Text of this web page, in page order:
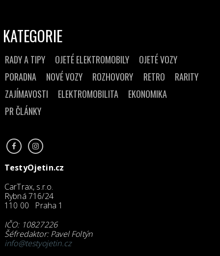
KATEGORIE
RADY A TIPY OJETÉ ELEKTROMOBILY
OJETÉ VOZY
PORADNA
NOVÉ VOZY ROZHOVORY RETRO
RARITY
ZAJÍMAVOSTI
ELEKTROMOBILITA
EKONOMIKA
PR ČLÁNKY
TestyOjetin.cz
CarTrax, s.r.o.
Rybná 716/24
110 00 Praha 1
IČO: 10827226
Šéfredaktor: Pavel Foltýn
info@testyojetin.cz